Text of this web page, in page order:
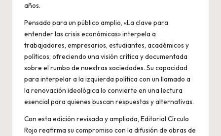
años.
Pensado para un público amplio, «La clave para
entender las crisis económicas» interpela a
trabajadores, empresarios, estudiantes, académicos y
políticos, ofreciendo una visión crítica y documentada
sobre el rumbo de nuestras sociedades. Su capacidad
para interpelar a la izquierda política con un llamado a
la renovación ideológica lo convierte en una lectura
esencial para quienes buscan respuestas y alternativas.
Con esta edición revisada y ampliada, Editorial Círculo
Rojo reafirma su compromiso con la difusión de obras de